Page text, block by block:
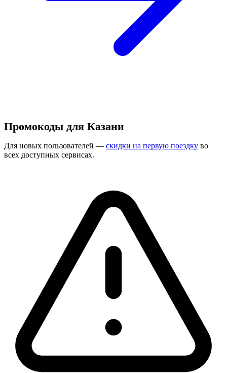
Промокоды для Казани
Для новых пользователей — скидки на первую поездку во
всех доступных сервисах.